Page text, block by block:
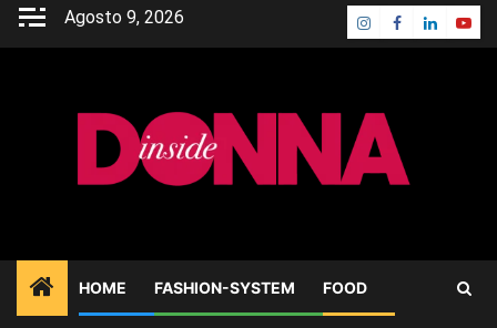
Skip
Agosto 9, 2026 Instagram
Facebook
Linkedin
HOME FASHION-SYSTEM FOOD